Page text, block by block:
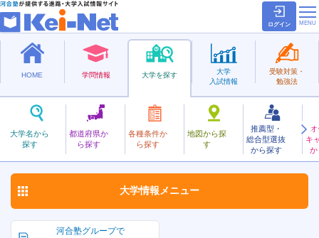
ログイン
HOME 学問情報 大学を探す
大学名から
探す
都道府県か
ら探す
各種条件か
ら探す
地図から探
す
推薦型・
総合型選抜
から探す
キ
か
大学
入試情報
受験対策・
勉強法
国立
むろらんこうぎょう
室蘭工業大学 お気に入り
河合塾グループで
大学情報 メニュー